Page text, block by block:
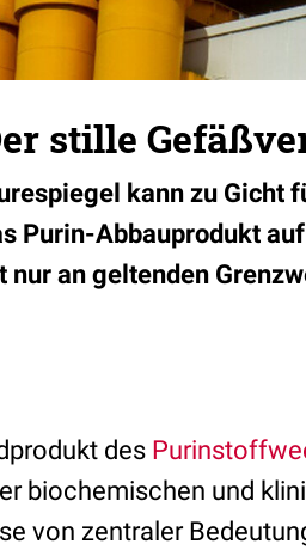
stille
kann zu Gicht
Purin-Abbauprodukt
nur an geltenden
des
biochemischen und
von zentraler